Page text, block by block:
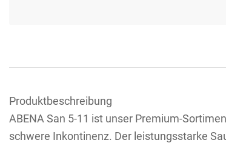
Produktbeschreibung
ABENA San 5-11 ist unser Premium-
schwere Inkontinenz. Der leistungsstarke